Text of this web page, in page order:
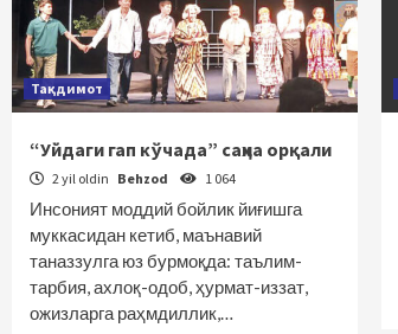
Тақдимот
“Уйдаги гап кўчада” саҳна орқали
2 yil oldin Behzod 1 064
Инсоният моддий бойлик йиғишга
муккасидан кетиб, маънавий
таназзулга юз бурмоқда: таълим-
тарбия, ахлоқ-одоб, ҳурмат-иззат,
ожизларга раҳмдиллик,…